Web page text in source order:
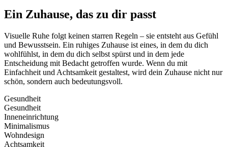
Ein Zuhause, das zu dir passt
Visuelle Ruhe folgt keinen starren Regeln – sie entsteht aus Gefühl
und Bewusstsein. Ein ruhiges Zuhause ist eines, in dem du dich
wohlfühlst, in dem du dich selbst spürst und in dem jede
Entscheidung mit Bedacht getroffen wurde. Wenn du mit
Einfachheit und Achtsamkeit gestaltest, wird dein Zuhause nicht nur
schön, sondern auch bedeutungsvoll.
Gesundheit
Gesundheit
Inneneinrichtung
Minimalismus
Wohndesign
Achtsamkeit